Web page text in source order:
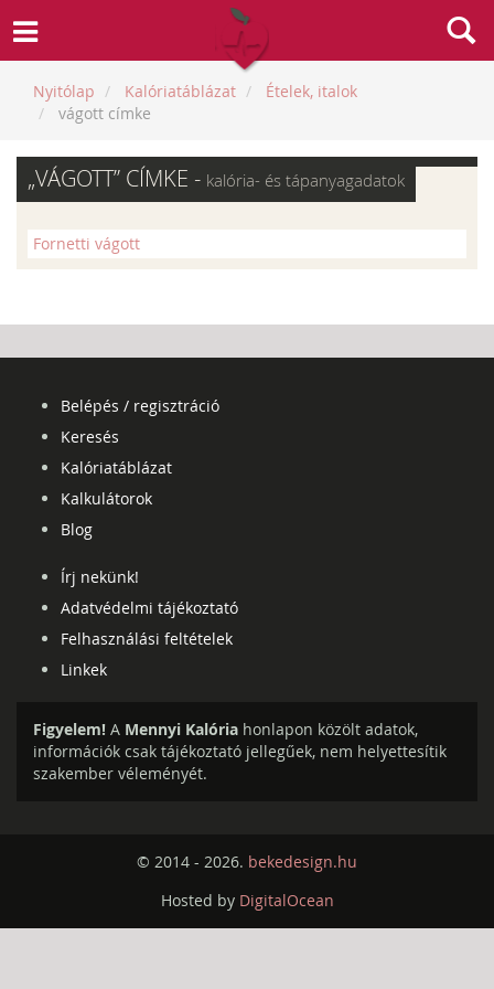
Nyitólap Kalóriatáblázat
Ételek, italok
vágott címke
„VÁGOTT” CÍMKE - kalória- és tápanyagadatok
Fornetti vágott
Belépés / regisztráció
Keresés
Kalóriatáblázat
Kalkulátorok
Blog
Írj nekünk!
Adatvédelmi tájékoztató
Felhasználási feltételek
Linkek
Figyelem! A Mennyi Kalória honlapon közölt adatok,
információk csak tájékoztató jellegűek, nem helyettesítik
szakember véleményét.
© 2014 - 2026. bekedesign.hu
Hosted by DigitalOcean